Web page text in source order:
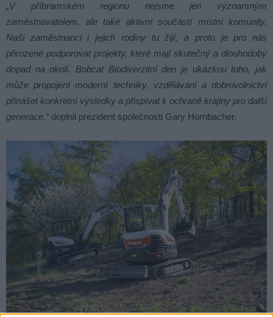
„V příbramském regionu nejsme jen významným
zaměstnavatelem, ale také aktivní součástí místní komunity.
Naši zaměstnanci i jejich rodiny tu žijí, a proto je pro nás
přirozené podporovat projekty, které mají skutečný a dlouhodobý
dopad na okolí. Bobcat Biodiverzitní den je ukázkou toho, jak
může propojení moderní techniky, vzdělávání a dobrovolnictví
přinášet konkrétní výsledky a přispívat k ochraně krajiny pro další
generace,“ doplnil prezident společnosti Gary Hornbacher.